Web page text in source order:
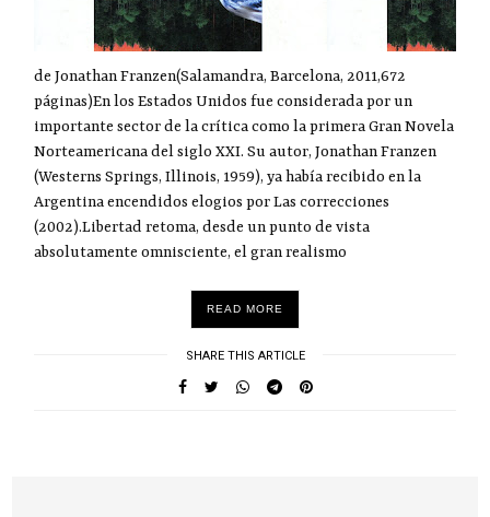
de Jonathan Franzen(Salamandra, Barcelona, 2011,672
páginas)En los Estados Unidos fue considerada por un
importante sector de la crítica como la primera Gran Novela
Norteamericana del siglo XXI. Su autor, Jonathan Franzen
(Westerns Springs, Illinois, 1959), ya había recibido en la
Argentina encendidos elogios por Las correcciones
(2002).Libertad retoma, desde un punto de vista
absolutamente omnisciente, el gran realismo
READ MORE
SHARE THIS ARTICLE